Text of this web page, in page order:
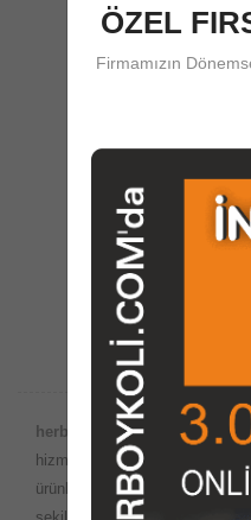
Satış Öncesi ve
herboykoli.com
hizmetlerinin yaygın olduğu
ürünleri
herboykoli.com
ÖZEL
Firmamızın